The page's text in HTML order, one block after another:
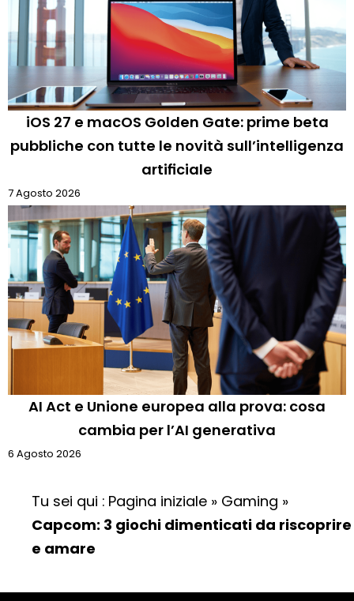
iOS 27 e macOS Golden Gate: prime beta
pubbliche con tutte le novità sull’intelligenza
artificiale
7 Agosto 2026
AI Act e Unione europea alla prova: cosa
cambia per l’AI generativa
6 Agosto 2026
Tu sei qui : Pagina iniziale » Gaming »
Capcom: 3 giochi dimenticati da riscoprire
e amare